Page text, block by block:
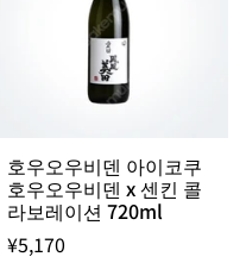
호우오우비덴 아이코쿠
호우오우비덴 x 센킨 콜
라보레이션 720ml
¥5,170